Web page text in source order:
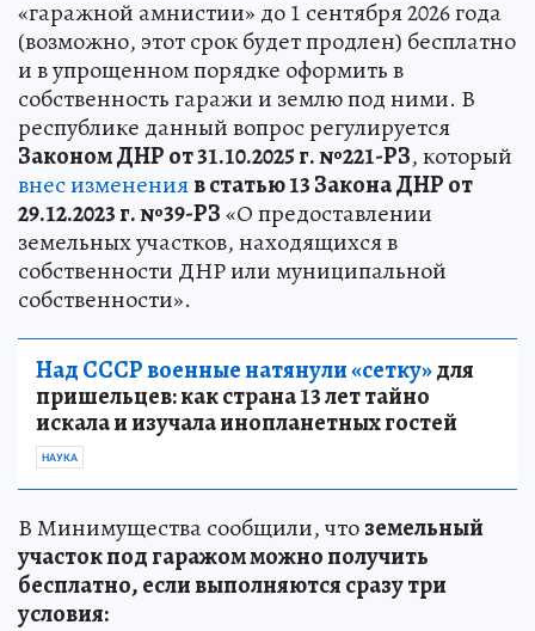
«гаражной амнистии» до 1 сентября 2026 года
(возможно, этот срок будет продлен) бесплатно
и в упрощенном порядке оформить в
собственность гаражи и землю под ними. В
республике данный вопрос регулируется
Законом ДНР от 31.10.2025 г. №221-РЗ, который
внес измененияв статью 13 Закона ДНР от
29.12.2023 г. №39-РЗ«О предоставлении
земельных участков, находящихся в
собственности ДНР или муниципальной
собственности».
Над СССР военные натянули «сетку»для
пришельцев: как страна 13 лет тайно
искала и изучала инопланетных гостей
НАУКА
В Минимущества сообщили, чтоземельный
участок под гаражом можно получить
бесплатно, если выполняются сразу три
условия: